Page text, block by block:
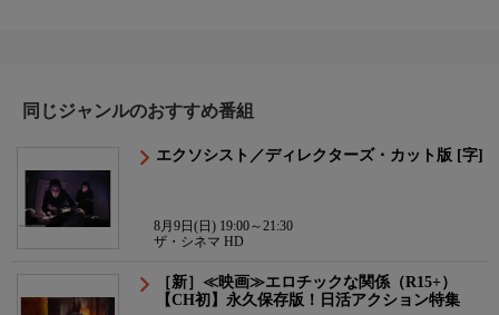
同じジャンルのおすすめ番組
エクソシスト／ディレクターズ・カット版 [字]
8月9日(日) 19:00～21:30
ザ・シネマ HD
［新］≪映画≫エロチックな関係（R15+）
【CH初】永久保存版！日活アクション特集